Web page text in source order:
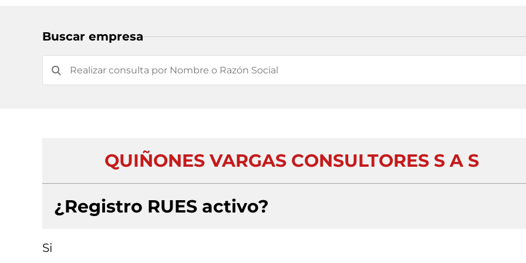
Buscar empresa
QUIÑONES VARGAS CONSULTORES S A S
¿Registro RUES activo?
Si